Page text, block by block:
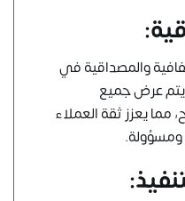
والمصداقية في
يتم عرض جميع
يعزز ثقة العملاء
ومسؤولة.